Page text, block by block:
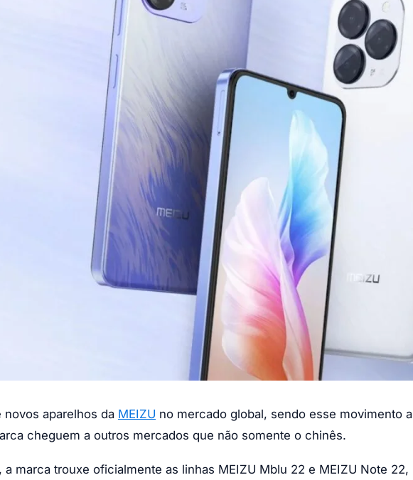
aparelhos da MEIZU no mercado global, sendo esse movimento a
cheguem a outros mercados que não somente o chinês.
marca trouxe oficialmente as linhas MEIZU Mblu 22 e MEIZU Note 22,